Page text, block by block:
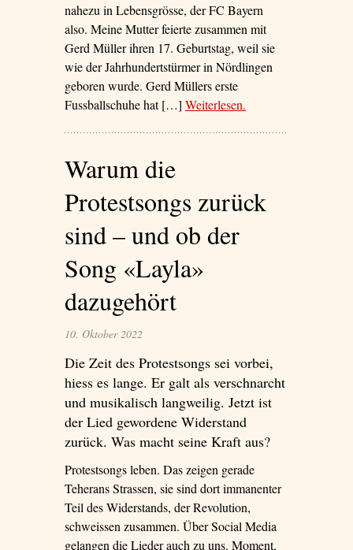
nahezu in Lebensgrösse, der FC Bayern
also. Meine Mutter feierte zusammen mit
Gerd Müller ihren 17. Geburtstag, weil sie
wie der Jahrhundertstürmer in Nördlingen
geboren wurde. Gerd Müllers erste
Fussballschuhe hat […] Weiterlesen– ‘FC Heimatlos’
.
Warum die
Protestsongs zurück
sind – und ob der
Song «Layla»
dazugehört
10. Oktober 2022
Die Zeit des Protestsongs sei vorbei,
hiess es lange. Er galt als verschnarcht
und musikalisch langweilig. Jetzt ist
der Lied gewordene Widerstand
zurück. Was macht seine Kraft aus?
Protestsongs leben. Das zeigen gerade
Teherans Strassen, sie sind dort immanenter
Teil des Widerstands, der Revolution,
schweissen zusammen. Über Social Media
gelangen die Lieder auch zu uns. Moment,